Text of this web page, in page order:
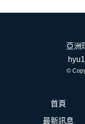
亞洲
©
首頁
最新訊息